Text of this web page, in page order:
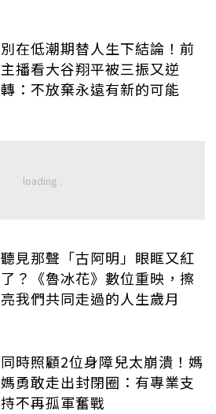
別在低潮期替人生下結論！前
主播看大谷翔平被三振又逆
轉：不放棄永遠有新的可能
聽見那聲「古阿明」眼眶又紅
了？《魯冰花》數位重映，擦
亮我們共同走過的人生歲月
同時照顧2位身障兒太崩潰！媽
媽勇敢走出封閉圈：有專業支
持不再孤軍奮戰